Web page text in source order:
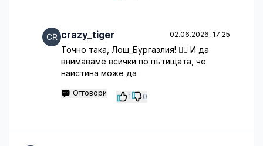
crazy_tiger 02.06.2026, 17:25
Точно така, Лош_Бургазлия! 👍🏻 И да
внимаваме всички по пътищата, че
наистина може да
Отговори 1 0